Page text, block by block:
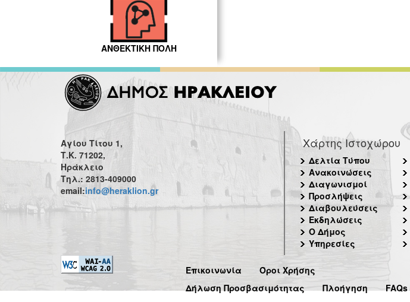
ΑΝΘΕΚΤΙΚΗ ΠΟΛΗ
Αγίου Τίτου 1,
Τ.Κ. 71202,
Ηράκλειο
Τηλ.: 2813-409000
email:info@heraklion.gr
Χάρτης Ιστοχώρου
Δελτία Τύπου
Ανακοινώσεις
Διαγωνισμοί
Προσλήψεις
Διαβουλεύσεις
Εκδηλώσεις
Ο Δήμος
Υπηρεσίες
Επικοινωνία
Όροι Χρήσης
Δήλωση Προσβασιμότητας
Πλοήγηση FAQs